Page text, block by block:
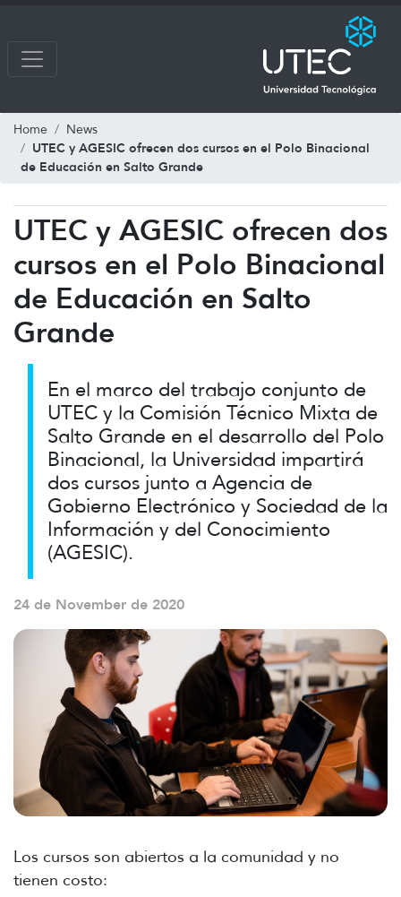
Home News
UTEC y AGESIC ofrecen dos cursos en el Polo Binacional
de Educación en Salto Grande
UTEC y AGESIC ofrecen dos
cursos en el Polo Binacional
de Educación en Salto
Grande
En el marco del trabajo conjunto de
UTEC y la Comisión Técnico Mixta de
Salto Grande en el desarrollo del Polo
Binacional, la Universidad impartirá
dos cursos junto a Agencia de
Gobierno Electrónico y Sociedad de la
Información y del Conocimiento
(AGESIC).
24 de November de 2020
Los cursos son abiertos a la comunidad y no
tienen costo: